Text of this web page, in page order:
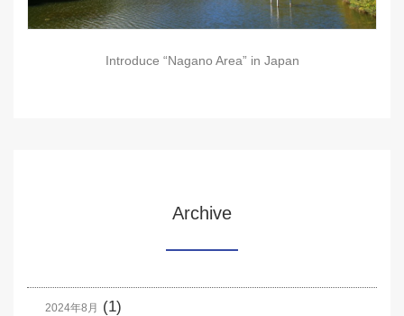
Introduce “Nagano Area” in Japan
Archive
2024年8月 (1)